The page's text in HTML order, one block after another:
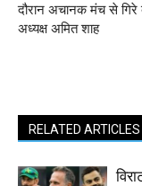
दौरान अचानक मंच से गिरे
अध्यक्ष अमित शाह
RELATED ARTICLES